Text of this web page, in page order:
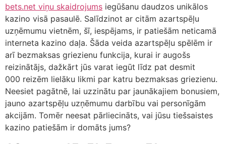
bets.net viņu skaidrojums iegūšanu daudzos unikālos
kazino visā pasaulē. Salīdzinot ar citām azartspēļu
uzņēmumu vietnēm, šī, iespējams, ir patiešām neticamā
interneta kazino daļa. Šāda veida azartspēļu spēlēm ir
arī bezmaksas griezienu funkcija, kurai ir augošs
reizinātājs, dažkārt jūs varat iegūt līdz pat desmit
000 reizēm lielāku likmi par katru bezmaksas griezienu.
Neesiet pagātnē, lai uzzinātu par jaunākajiem bonusiem,
jauno azartspēļu uzņēmumu darbību vai personīgām
akcijām. Tomēr neesat pārliecināts, vai jūsu tiešsaistes
kazino patiešām ir domāts jums?